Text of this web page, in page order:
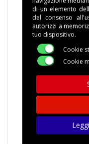
Grazie al nuovo
manutenzione e la
pulizia della tua
semplice. Inoltre,
grazie al diffusore
caffè, il tuo
espresso sarà
Serbatoio /
di un elemento
del consenso
autorizzi a
tuo dispositivo.
Cookie
Cookie